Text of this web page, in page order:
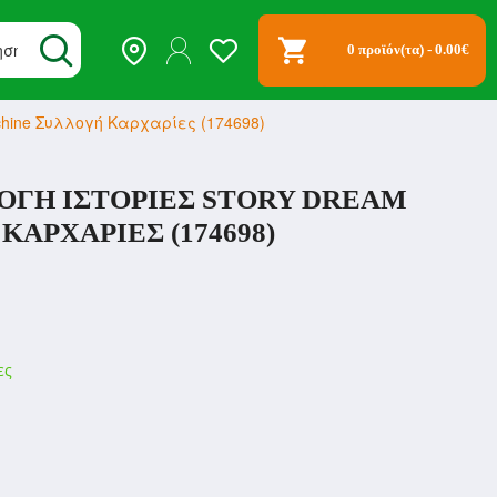
0 προϊόν(τα) - 0.00€
Συλλογή Καρχαρίες (174698)
ΙΣΤΟΡΊΕΣ STORY DREAM
(174698)